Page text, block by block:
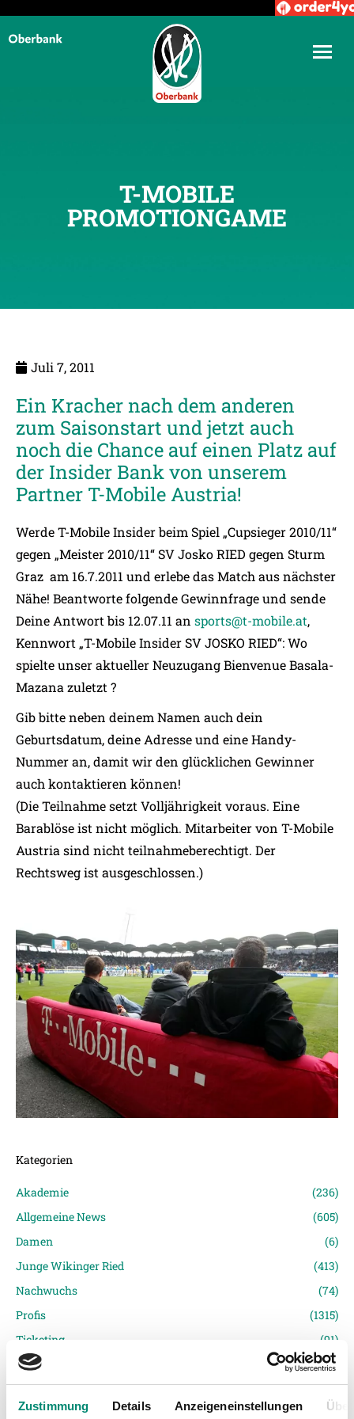
Zustimmung Details Anzeigeneinstellungen
T-MOBILE
PROMOTIONGAME
Juli 7, 2011
Ein Kracher nach dem anderen
zum Saisonstart und jetzt auch
noch die Chance auf einen Platz auf
der Insider Bank von unserem
Partner T-Mobile Austria!
Werde T-Mobile Insider beim Spiel „Cupsieger 2010/11“
gegen „Meister 2010/11“ SV Josko RIED gegen Sturm
Graz am 16.7.2011 und erlebe das Match aus nächster
Nähe! Beantworte folgende Gewinnfrage und sende
Deine Antwort bis 12.07.11 an sports@t-mobile.at,
Kennwort „T-Mobile Insider SV JOSKO RIED“: Wo
spielte unser aktueller Neuzugang Bienvenue Basala-
Mazana zuletzt ?
Gib bitte neben deinem Namen auch dein
Geburtsdatum, deine Adresse und eine Handy-
Nummer an, damit wir den glücklichen Gewinner
auch kontaktieren können!
(Die Teilnahme setzt Volljährigkeit voraus. Eine
Barablöse ist nicht möglich. Mitarbeiter von T-Mobile
Austria sind nicht teilnahmeberechtigt. Der
Rechtsweg ist ausgeschlossen.)
Kategorien
Akademie
(236)
Allgemeine News
(605)
Damen
(6)
Junge Wikinger Ried
(413)
Nachwuchs
(74)
Profis
(1315)
Ticketing
(91)
Unkategorisiert
(2867)